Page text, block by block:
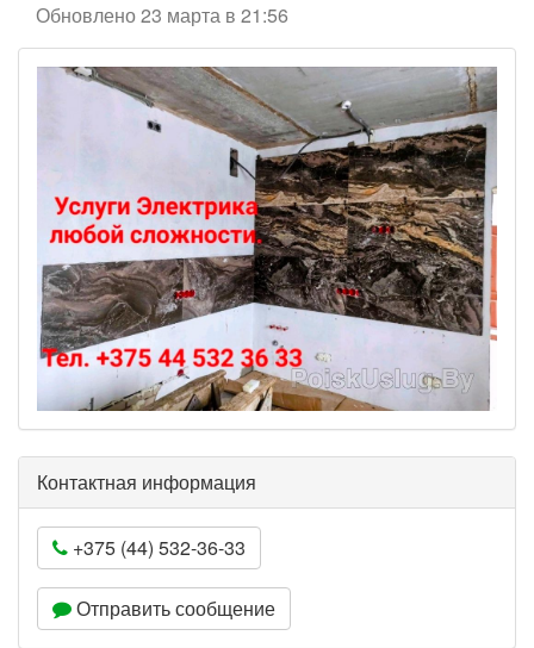
Обновлено 23 марта в 21:56
Контактная информация
+375 (44) 532-36-33
Отправить сообщение